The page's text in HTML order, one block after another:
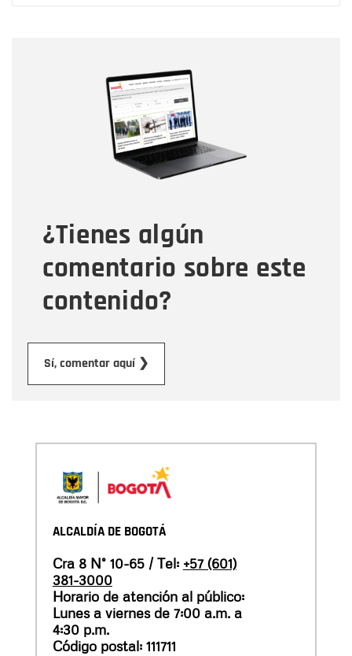
¿Tienes algún
comentario sobre este
contenido?
Sí, comentar aquí ❯
Correo electrónico
Tipo de comentario
Mensaje
ALCALDÍA DE BOGOTÁ
Cra 8 N° 10-65 / Tel: +57 (601)
381-3000
Horario de atención al público:
Lunes a viernes de 7:00 a.m. a
4:30 p.m.
Código postal: 111711